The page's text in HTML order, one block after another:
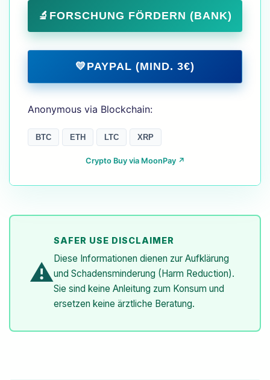
🔬 FORSCHUNG FÖRDERN (BANK)
💛PAYPAL (MIND. 3€)
Anonymous via Blockchain:
BTC ETH LTC XRP
Crypto Buy via MoonPay ↗
⚠️
SAFER USE DISCLAIMER
Diese Informationen dienen zur Aufklärung
und Schadensminderung (Harm Reduction).
Sie sind keine Anleitung zum Konsum und
ersetzen keine ärztliche Beratung.